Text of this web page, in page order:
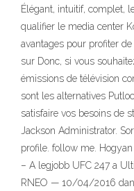
Élégant, intuitif, complet,
qualifier le media center
avantages pour profiter
sur Donc, si vous
émissions de télévision
sont les alternatives
satisfaire vos besoins de
Jackson Administrator.
profile. follow me.
– A legjobb UFC 247 a
RNEO — 10/04/2016